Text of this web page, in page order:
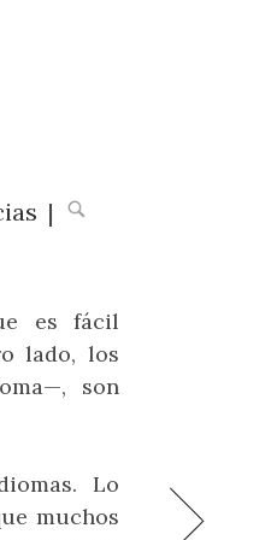
|
una
para
la la
en
es fácil
lado, los
son
Lo
muchos